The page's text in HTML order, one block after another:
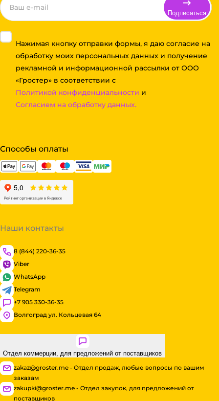
Подписаться
Нажимая кнопку отправки формы, я даю согласие на
обработку моих персональных данных и получение
рекламной и информационной рассылки от ООО
«Гростер» в соответствии с
Политикой конфиденциальности и
Согласием на обработку данных.
Способы оплаты
Наши контакты
8 (844) 220-36-35
Viber
WhatsApp
Telegram
+7 905 330-36-35
Волгоград ул. Кольцевая 64
Отдел коммерции, для предложений от поставщиков
zakaz@groster.me - Отдел продаж, любые вопросы по вашим
заказам
zakupki@groster.me - Отдел закупок, для предложений от
поставщиков